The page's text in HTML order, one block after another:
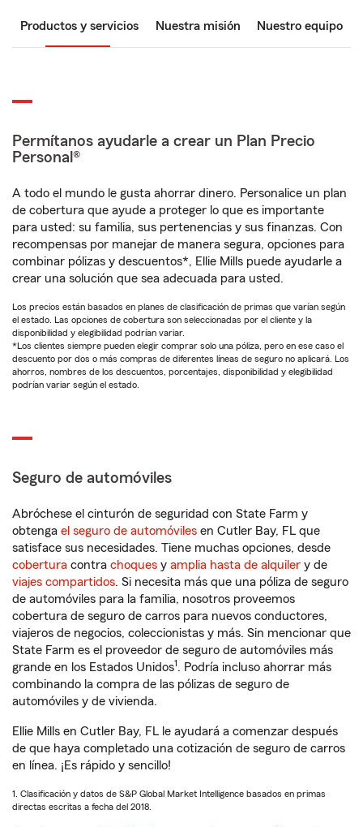
Productos y servicios Nuestra misión Nuestro equipo
Permítanos ayudarle a crear un Plan Precio
Personal®
A todo el mundo le gusta ahorrar dinero. Personalice un plan
de cobertura que ayude a proteger lo que es importante
para usted: su familia, sus pertenencias y sus finanzas. Con
recompensas por manejar de manera segura, opciones para
combinar pólizas y descuentos*, Ellie Mills puede ayudarle a
crear una solución que sea adecuada para usted.
Los precios están basados en planes de clasificación de primas que varían según
el estado. Las opciones de cobertura son seleccionadas por el cliente y la
disponibilidad y elegibilidad podrían variar.
*Los clientes siempre pueden elegir comprar solo una póliza, pero en ese caso el
descuento por dos o más compras de diferentes líneas de seguro no aplicará. Los
ahorros, nombres de los descuentos, porcentajes, disponibilidad y elegibilidad
podrían variar según el estado.
Seguro de automóviles
Abróchese el cinturón de seguridad con State Farm y
obtenga el seguro de automóviles en Cutler Bay, FL que
satisface sus necesidades. Tiene muchas opciones, desde
cobertura contra choques y amplia hasta de alquiler y de
viajes compartidos. Si necesita más que una póliza de seguro
de automóviles para la familia, nosotros proveemos
cobertura de seguro de carros para nuevos conductores,
viajeros de negocios, coleccionistas y más. Sin mencionar que
State Farm es el proveedor de seguro de automóviles más
grande en los Estados Unidos1. Podría incluso ahorrar más
combinando la compra de las pólizas de seguro de
automóviles y de vivienda.
Ellie Mills en Cutler Bay, FL le ayudará a comenzar después
de que haya completado una cotización de seguro de carros
en línea. ¡Es rápido y sencillo!
1. Clasificación y datos de S&P Global Market Intelligence basados en primas
directas escritas a fecha del 2018.